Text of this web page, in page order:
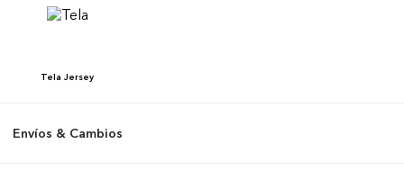
Tela Jersey
Envíos & Cambios